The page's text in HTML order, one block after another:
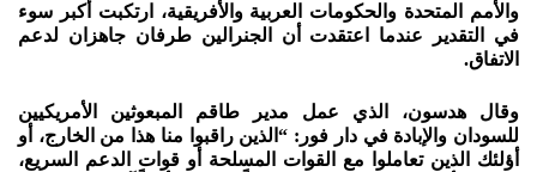
والأمم المتحدة والحكومات العربية والأفريقية، ارتكبت أكبر سوء
في التقدير عندما اعتقدت أن الجنرالين طرفان جاهزان لدعم
الاتفاق.
وقال هدسون، الذي عمل مدير طاقم المبعوثين الأمريكيين
للسودان والإبادة في دار فور: “الذين راقبوا منا هذا من الخارج، أو
أؤلئك الذين تعاملوا مع القوات المسلحة أو قوات الدعم السريع،